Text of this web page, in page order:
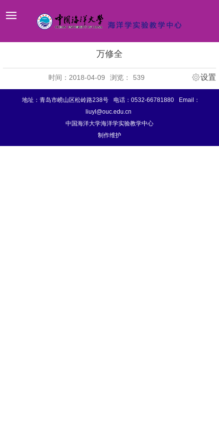
万修全
时间：2018-04-09 浏览： 539 设置
地址：青岛市崂山区松岭路238号 电话：0532-66781880
Email：
liuyl@ouc.edu.cn
中国海洋大学海洋学实验教学中心
制作维护